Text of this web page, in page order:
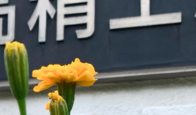
技術者コラム
お知らせ
採用案内
お問い合わせ
プライバシーポリシー
＆ESG の取り組み